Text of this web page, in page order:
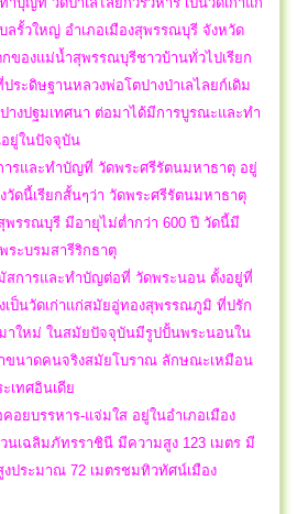
รั้วใหญ่ อำเภอเมืองสุพรรณบุรี จังหวัด
ของแม่น้ำสุพรรณบุรีชาวบ้านทั่วไปเรียก
ระดิษฐานหลวงพ่อโตปางป่าเลไลยก์เดิม
างปฐมเทศนา ต่อมาได้มีการบูรณะและทำ
อยู่ในปัจจุบัน
รและทำบัญที่ วัดพระศรีรัตนมหาธาตุ อยู่
วัดนี้เรียกสั้นๆว่า วัดพระศรีรัตนมหาธาตุ
พรรณบุรี มีอายุไม่ต่ำกว่า 600 ปี วัดนี้มี
ระบรมสารีริกธาตุ
สการและทำบัญต่อที่ วัดพระนอน ตั้งอยู่ที่
เป็นวัดเก่าแก่สมัยอู่ทองสุพรรณภูมิ ที่ปรัก
าใหม่ ในสมัยปัจจุบันมีรูปปั้นพระนอนใน
ขนาดคนจริงสมัยโบราณ ลักษณะเหมือน
เทศอินเดีย
ยบรรหาร-แจ่มใส อยู่ในอำเภอเมือง
เฉลิมภัทรราชินี มีความสูง 123 เมตร มี
ประมาณ 72 เมตรชมทิวทัศน์เมือง